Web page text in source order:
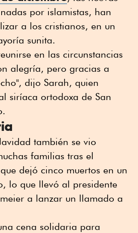
por islamistas, han
a los cristianos, en un
sunita.
en las circunstancias
alegría, pero gracias a
dijo Sarah, quien
siríaca ortodoxa de San
también se vio
familias tras el
dejó cinco muertos en un
lo que llevó al presidente
a lanzar un llamado a
cena solidaria para